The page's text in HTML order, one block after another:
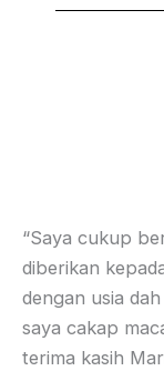
“Saya cukup
diberikan
dengan usia
saya cakap
terima kasih